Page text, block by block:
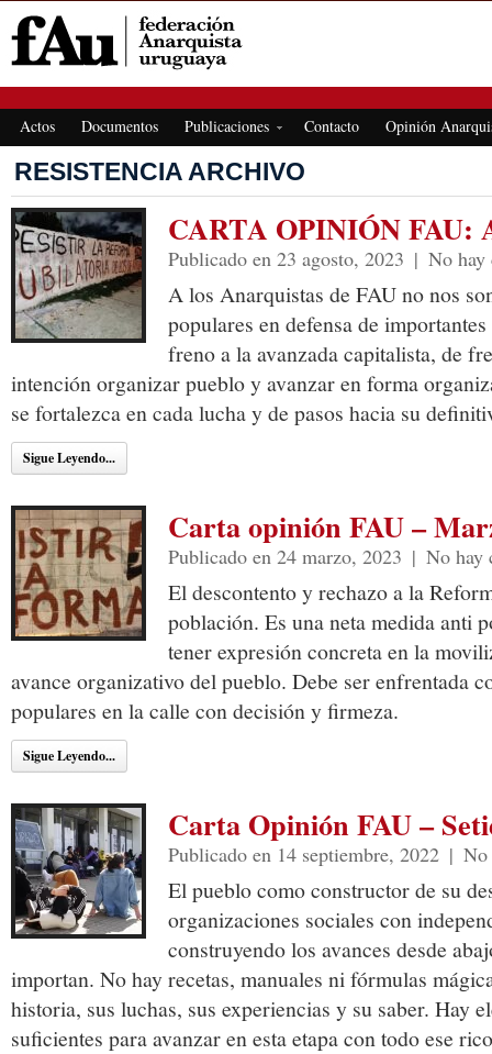
Actos Documentos Publicaciones Contacto Opinión
RESISTENCIA ARCHIVO
CARTA OPINIÓN FAU:
Publicado en 23 agosto, 2023 | No hay
A los Anarquistas de FAU no nos
populares en defensa de
freno a la avanzada capitalista, de
intención organizar pueblo y avanzar en forma
se fortalezca en cada lucha y de pasos hacia su
Sigue Leyendo...
Carta opinión FAU –
Publicado en 24 marzo, 2023 | No hay
El descontento y rechazo a la
población. Es una neta medida anti
tener expresión concreta en la
avance organizativo del pueblo. Debe ser enfrentada
populares en la calle con decisión y firmeza.
Sigue Leyendo...
Carta Opinión FAU –
Publicado en 14 septiembre, 2022 | No
El pueblo como constructor de su
organizaciones sociales con
construyendo los avances desde
importan. No hay recetas, manuales ni fórmulas
historia, sus luchas, sus experiencias y su saber. Hay
suficientes para avanzar en esta etapa con todo ese